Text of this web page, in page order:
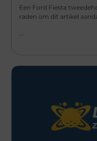
Een Ford Fiesta
raden om dit artikel